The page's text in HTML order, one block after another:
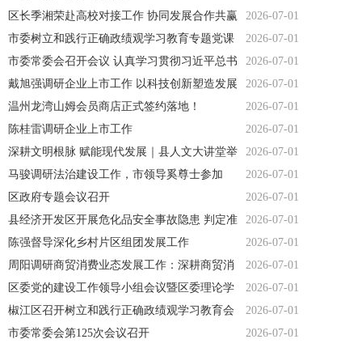
2026-07-01
区长季湘荣赴高校对接工作 协同发展合作共赢
2026-07-01
市委树立和践行正确政绩观学习教育专题党课
举办
2026-07-01
市委常委会召开会议 认真学习贯彻习近平总书
记 重要讲话重要指示精神
2026-07-01
戴旭强调研企业上市工作 以科技创新塑造发展
新优势 政企携手奋力跑出上市加速度
2026-07-01
温州龙湾山姆会员商店正式签约落地！
2026-07-01
陈桂雷调研企业上市工作
2026-07-01
深耕文明根脉 赋能现代发展｜县人文大讲堂举
行
2026-07-01
马骏调研法治建设工作，市领导奚尊士参加
2026-07-01
区政府专题会议召开
2026-07-01
县经济开发区开展危化品安全事故隐患 判定准
则专题解读培训
2026-07-01
陈强督导深化乡村片区组团发展工作
2026-07-01
周阳调研商贸消费业态发展工作：深耕商贸消
费新业态 激活市场发展新动能
2026-07-01
区委党的建设工作领导小组会议暨区委理论学
习中心组习近平党建思想专题学习会召开
2026-07-01
椒江区召开树立和践行正确政绩观学习教育会
2026-07-01
市委常委会第125次会议召开